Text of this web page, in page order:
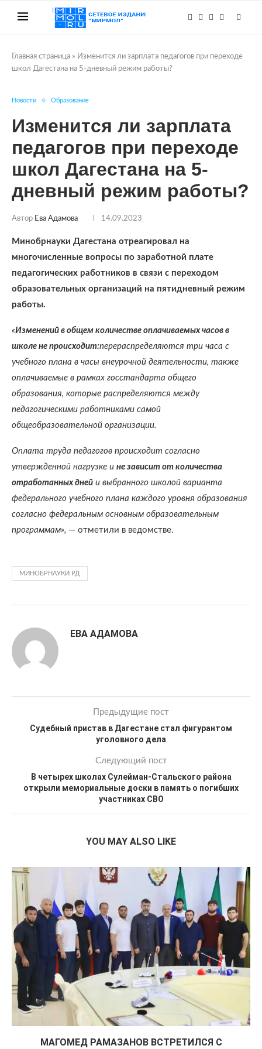
Главная страница » Изменится ли зарплата педагогов при переходе
школ Дагестана на 5-дневный режим работы?
Новости Образование
Изменится ли зарплата
педагогов при переходе
школ Дагестана на 5-
дневный режим работы?
Автор Ева Адамова 14.09.2023
Минобрнауки Дагестана отреагировал на
многочисленные вопросы по заработной плате
педагогических работников в связи с переходом
образовательных организаций на пятидневный режим
работы.
«Изменений в общем количестве оплачиваемых часов в
школе не происходит:перераспределяются три часа с
учебного плана в часы внеурочной деятельности, также
оплачиваемые в рамках госстандарта общего
образования, которые распределяются между
педагогическими работниками самой
общеобразовательной организации.
Оплата труда педагогов происходит согласно
утвержденной нагрузке и не зависит от количества
отработанных дней и выбранного школой варианта
федерального учебного плана каждого уровня образования
согласно федеральным основным образовательным
программам», — отметили в ведомстве.
МИНОБРНАУКИ РД
ЕВА АДАМОВА
Предыдущие пост
Судебный пристав в Дагестане стал фигурантом
уголовного дела
Следующий пост
В четырех школах Сулейман-Стальского района
открыли мемориальные доски в память о погибших
участниках СВО
YOU MAY ALSO LIKE
МАГОМЕД РАМАЗАНОВ ВСТРЕТИЛСЯ С